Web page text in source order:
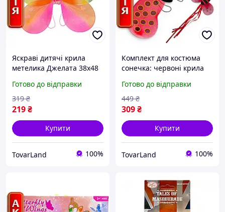
Яскраві дитячі крила
метелика Джелата 38x48
блискітками для
святкового костюма
дівчаток
Готово до відправки
219₴
319 ₴
Купити
TovarLand 100%
Комплект для костюма
сонечка: червоні крила
ріжками для дівчинки
Готово до відправки
309₴
449 ₴
Купити
TovarLand 100%